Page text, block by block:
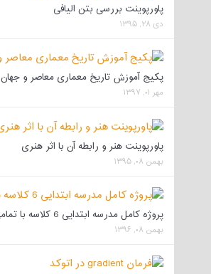
پاورپوینت بررسی بتن الیافی
دی ۲۸, ۱۳۹۵
پکیج آموزش تاریخ معماری معاصر و جهان
مهر ۰۱, ۱۳۹۷
پاورپوینت هنر و رابطه آن با اثر هنری
بهمن ۰۸, ۱۳۹۵
پروژه کامل مدرسه ابتدایی 6 کلاسه با تمامی مدارک
بهمن ۰۸, ۱۳۹۶